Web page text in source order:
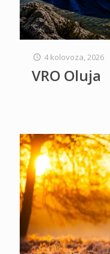
4 kolovoza, 2026
VRO Oluja